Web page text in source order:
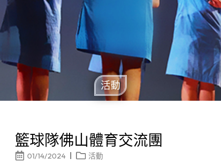
活動
籃球隊佛山體育交流團
01/14/2024 活動